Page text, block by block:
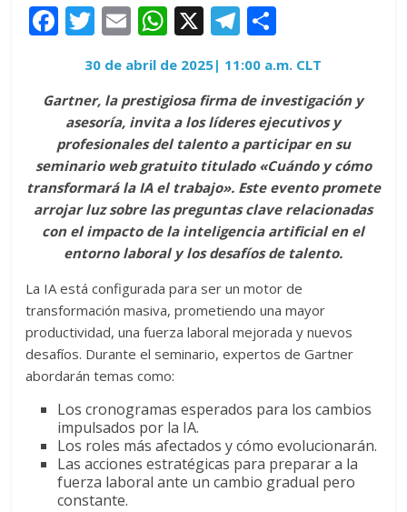
F
b
o
o
k
T
w
itt
er
E
m
ai
l
W
h
at
s
A
p
p
X T
e
gr
a
m
m
p
ar
ti
r
30 de abril de 2025| 11:00 a.m. CLT
Gartner, la prestigiosa firma de investigación y
asesoría, invita a los líderes ejecutivos y
profesionales del talento a participar en su
seminario web gratuito titulado «Cuándo y cómo
transformará la IA el trabajo». Este evento promete
arrojar luz sobre las preguntas clave relacionadas
con el impacto de la inteligencia artificial en el
entorno laboral y los desafíos de talento.
La IA está configurada para ser un motor de
transformación masiva, prometiendo una mayor
productividad, una fuerza laboral mejorada y nuevos
desafíos. Durante el seminario, expertos de Gartner
abordarán temas como:
Los cronogramas esperados para los cambios
impulsados por la IA.
Los roles más afectados y cómo evolucionarán.
Las acciones estratégicas para preparar a la
fuerza laboral ante un cambio gradual pero
constante.